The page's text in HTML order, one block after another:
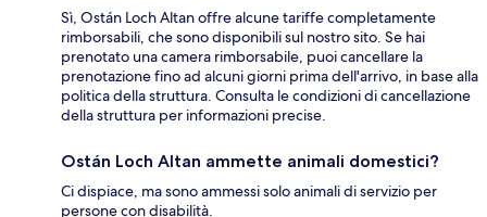
Sì, Ostán Loch Altan offre alcune tariffe completamente
rimborsabili, che sono disponibili sul nostro sito. Se hai
prenotato una camera rimborsabile, puoi cancellare la
prenotazione fino ad alcuni giorni prima dell'arrivo, in base alla
politica della struttura. Consulta le condizioni di cancellazione
della struttura per informazioni precise.
Ostán Loch Altan ammette animali domestici?
Ci dispiace, ma sono ammessi solo animali di servizio per
persone con disabilità.